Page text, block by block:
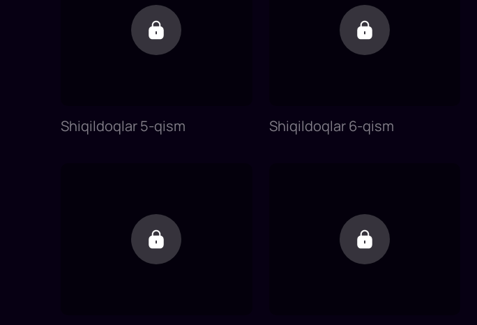
Shiqildoqlar 5-qism Shiqildoqlar 6-qism